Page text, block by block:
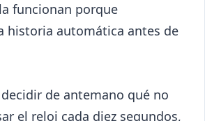
funcionan porque
historia automática antes de
de antemano qué no
el reloj cada diez segundos,